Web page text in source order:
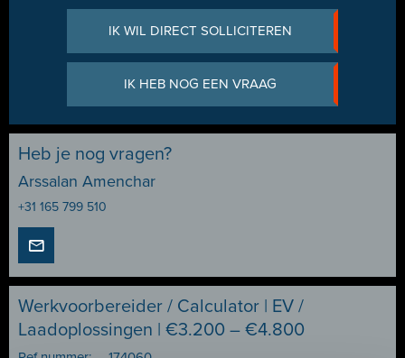
IK WIL DIRECT SOLLICITEREN
IK HEB NOG EEN VRAAG
Heb je nog vragen?
Arssalan Amenchar
+31 165 799 510
Werkvoorbereider / Calculator | EV /
Laadoplossingen | €3.200 – €4.800